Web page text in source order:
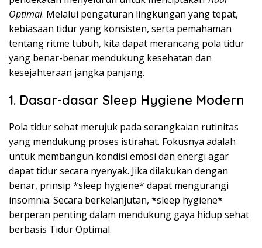
Optimal. Melalui pengaturan lingkungan yang tepat,
kebiasaan tidur yang konsisten, serta pemahaman
tentang ritme tubuh, kita dapat merancang pola tidur
yang benar-benar mendukung kesehatan dan
kesejahteraan jangka panjang.
1. Dasar-dasar Sleep Hygiene Modern
Pola tidur sehat merujuk pada serangkaian rutinitas
yang mendukung proses istirahat. Fokusnya adalah
untuk membangun kondisi emosi dan energi agar
dapat tidur secara nyenyak. Jika dilakukan dengan
benar, prinsip *sleep hygiene* dapat mengurangi
insomnia. Secara berkelanjutan, *sleep hygiene*
berperan penting dalam mendukung gaya hidup sehat
berbasis Tidur Optimal.